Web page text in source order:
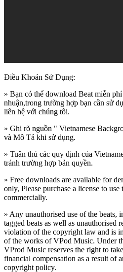
Điều Khoản Sử Dụng:
» Bạn có thể download Beat miễn
nhuận,trong trường hợp bạn cần sử
liên hệ với chúng tôi.
» Ghi rõ nguồn " Vietnamese
và Mô Tả khi sử dụng.
» Tuân thủ các quy định của
tránh trường hợp bản quyền.
» Free downloads are available for
only, Please purchase a license to use
commercially.
» Any unauthorised use of the beats,
tagged beats as well as unauthorised
violation of the copyright law and is
of the works of VPod Music. Under
VProd Music reserves the right to
financial compensation as a result of
copyright policy.